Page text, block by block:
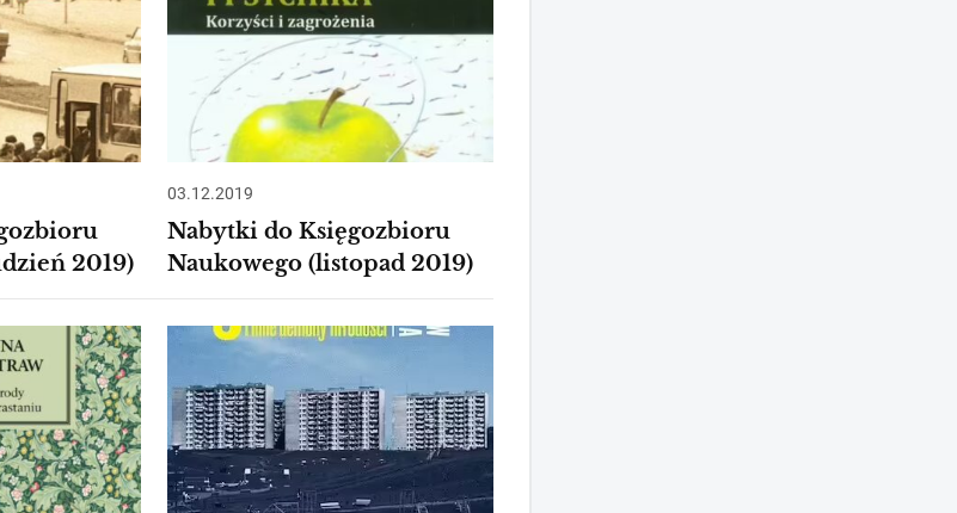
2019)
03.12.2019
Nabytki do Księgozbioru
Naukowego (listopad 2019)